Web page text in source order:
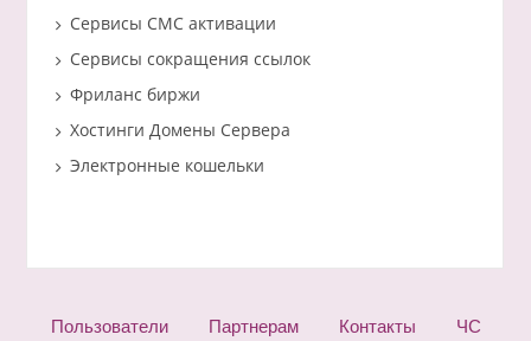
Сервисы СМС активации
Сервисы сокращения ссылок
Фриланс биржи
Хостинги Домены Сервера
Электронные кошельки
Пользователи Партнерам Контакты ЧС